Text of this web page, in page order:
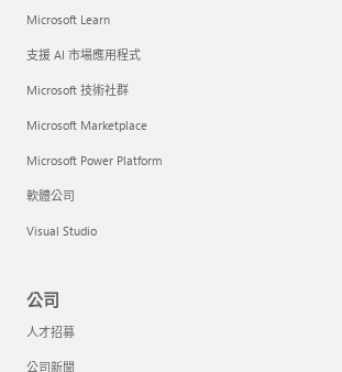
Microsoft Learn
支援 AI 市場應用程式
Microsoft 技術社群
Microsoft Marketplace
Microsoft Power Platform
軟體公司
Visual Studio
公司
人才招募
公司新聞